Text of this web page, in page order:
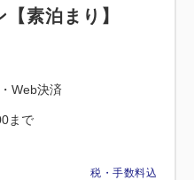
税・手数料込
素泊まり】
Web決済
まで